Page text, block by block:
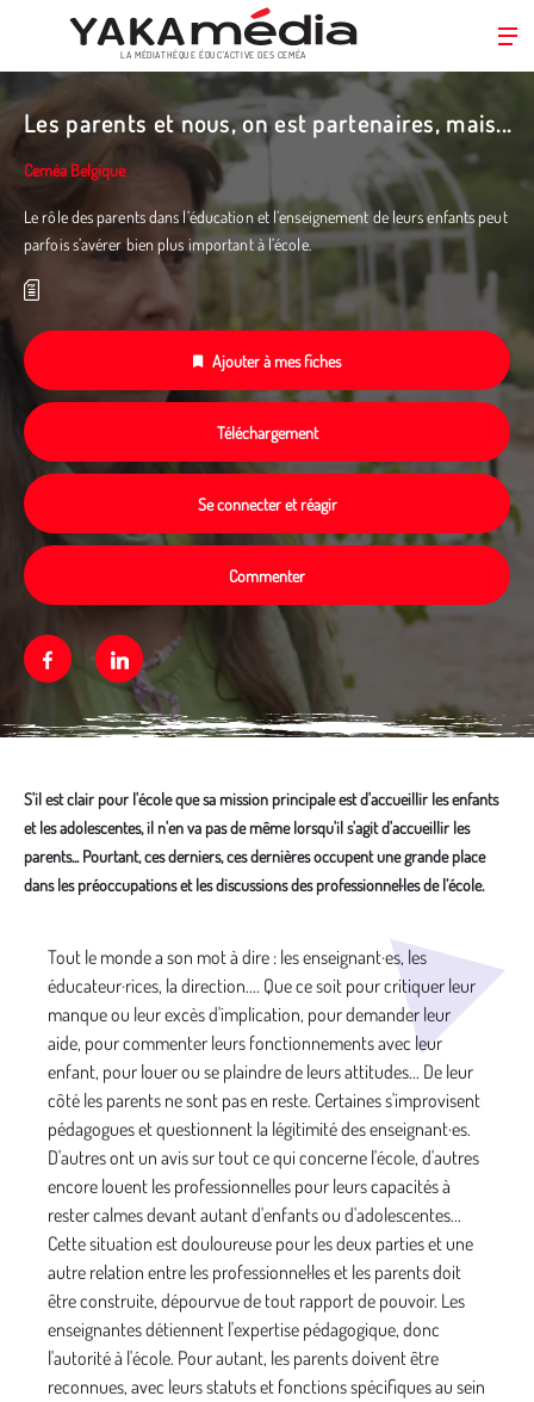
contenu
principal
LA MÉDIATHÈQUE ÉDUC’ACTIVE DES CEMÉA
Les parents et nous, on est partenaires, mais...
Ceméa Belgique
Le rôle des parents dans l’éducation et l’enseignement de leurs enfants peut
parfois s’avérer bien plus important à l’école.
Ajouter à mes fiches
Téléchargement
Se connecter et réagir
Commenter
FacebookLinkedin
S'il est clair pour l'école que sa mission principale est d'accueillir les enfants
et les adolescentes, il n'en va pas de même lorsqu'il s'agit d'accueillir les
parents... Pourtant, ces derniers, ces dernières occupent une grande place
dans les préoccupations et les discussions des professionnel·les de l’école.
Tout le monde a son mot à dire : les enseignant·es, les
éducateur·rices, la direction.... Que ce soit pour critiquer leur
manque ou leur excès d'implication, pour demander leur
aide, pour commenter leurs fonctionnements avec leur
enfant, pour louer ou se plaindre de leurs attitudes... De leur
côté les parents ne sont pas en reste. Certaines s'improvisent
pédagogues et questionnent la légitimité des enseignant·es.
D'autres ont un avis sur tout ce qui concerne l'école, d'autres
encore louent les professionnelles pour leurs capacités à
rester calmes devant autant d'enfants ou d'adolescentes...
Cette situation est douloureuse pour les deux parties et une
autre relation entre les professionnel·les et les parents doit
être construite, dépourvue de tout rapport de pouvoir. Les
enseignantes détiennent l'expertise pédagogique, donc
l'autorité à l'école. Pour autant, les parents doivent être
reconnues, avec leurs statuts et fonctions spécifiques au sein